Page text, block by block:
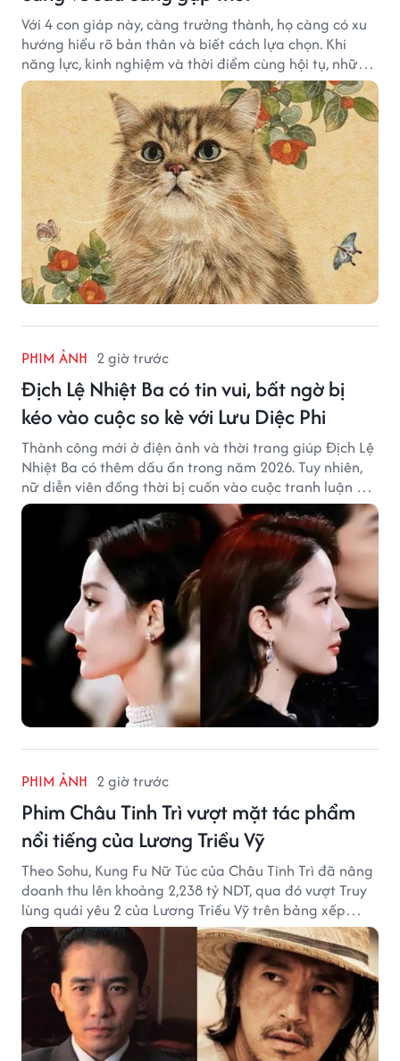
Với 4 con giáp này, càng trưởng thành, họ càng có xu
hướng hiểu rõ bản thân và biết cách lựa chọn. Khi
năng lực, kinh nghiệm và thời điểm cùng hội tụ, những
cơ hội từng tưởng đã vuột mất có thể được thay thế
bằng những cơ hội phù hợp hơn.
PHIM ẢNH 2 giờ trước
Địch Lệ Nhiệt Ba có tin vui, bất ngờ bị
kéo vào cuộc so kè với Lưu Diệc Phi
Thành công mới ở điện ảnh và thời trang giúp Địch Lệ
Nhiệt Ba có thêm dấu ấn trong năm 2026. Tuy nhiên,
nữ diễn viên đồng thời bị cuốn vào cuộc tranh luận với
Lưu Diệc Phi dù hai ngôi sao không có mâu thuẫn công
PHIM ẢNH 2 giờ trước
Phim Châu Tinh Trì vượt mặt tác phẩm
nổi tiếng của Lương Triều Vỹ
Theo Sohu, Kung Fu Nữ Túc của Châu Tinh Trì đã nâng
doanh thu lên khoảng 2,238 tỷ NDT, qua đó vượt Truy
lùng quái yêu 2 của Lương Triều Vỹ trên bảng xếp
hạng phòng vé Trung Quốc.